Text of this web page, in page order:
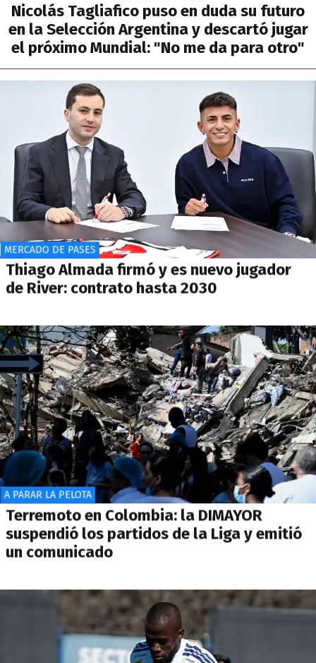
Nicolás Tagliafico puso en duda su futuro
en la Selección Argentina y descartó jugar
el próximo Mundial: "No me da para otro"
MERCADO DE PASES
Thiago Almada firmó y es nuevo jugador
de River: contrato hasta 2030
A PARAR LA PELOTA
Terremoto en Colombia: la DIMAYOR
suspendió los partidos de la Liga y emitió
un comunicado